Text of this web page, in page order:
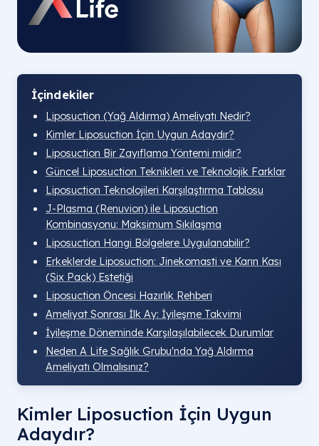
İçindekiler
Liposuction (Yağ Aldırma) Ameliyatı Nedir?
Kimler Liposuction İçin Uygun Adaydır?
Liposuction Bir Zayıflama Yöntemi midir?
Güncel Liposuction Teknikleri ve Teknolojik Farklar
Liposuction Teknolojileri Karşılaştırma Tablosu
J-Plasma (Renuvion) ile Liposuction
Kombinasyonu: Maksimum Sıkılaşma
Liposuction Hangi Bölgelere Uygulanabilir?
Erkeklerde Liposuction: Jinekomasti ve Karın Kası
(Six Pack) Estetiği
Liposuction Öncesi Hazırlık Rehberi
Ameliyat Sonrası İlk Ay: İyileşme Takvimi
İyileşme Döneminde Karşılaşılabilecek Durumlar
Neden A Life Sağlık Grubu'nda Yağ Aldırma
Ameliyatı Olmalısınız?
Kimler Liposuction İçin Uygun
Adaydır?